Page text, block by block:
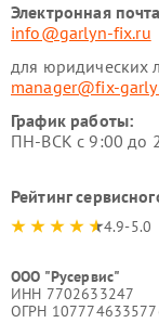
Электронная
info@garlyn-fix.ru
для юридических
manager@fix-
График работы:
ПН-ВСК с 9:00 до
Рейтинг
4.9-5.0
ООО "Русервис"
ИНН 7702633247
ОГРН